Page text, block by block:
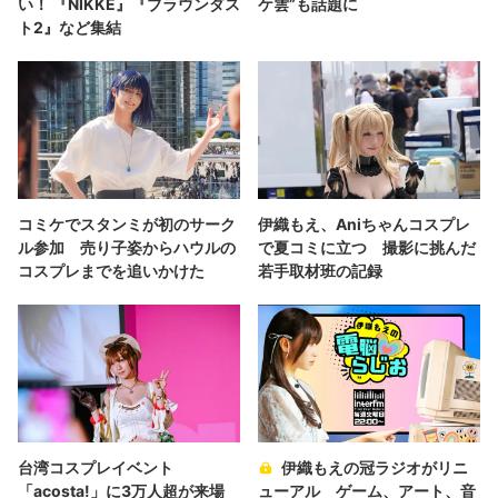
い！ 『NIKKE』『ブラウンダス
ト2』など集結
ケ雲”も話題に
コミケでスタンミが初のサーク
ル参加 売り子姿からハウルの
コスプレまでを追いかけた
伊織もえ、Aniちゃんコスプレ
で夏コミに立つ 撮影に挑んだ
若手取材班の記録
台湾コスプレイベント
「acosta!」に3万人超が来場
伊織もえの冠ラジオがリニ
ューアル ゲーム、アート、音